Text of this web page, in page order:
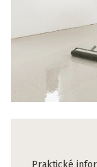
Praktické